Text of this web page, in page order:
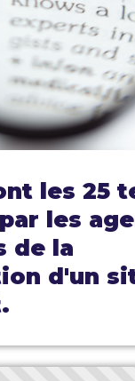
les 25
les
de la
d'un